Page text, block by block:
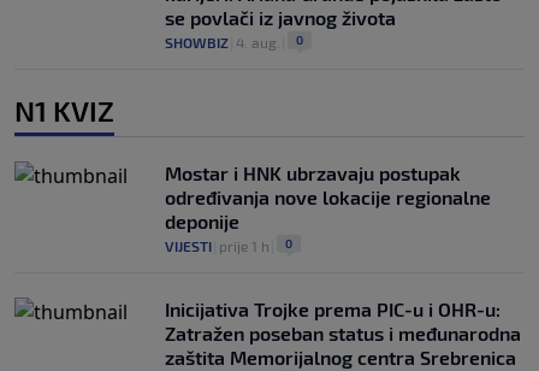
se povlači iz javnog života
SHOWBIZ 4. aug. 0
N1 KVIZ
Mostar i HNK ubrzavaju postupak
određivanja nove lokacije regionalne
deponije
VIJESTI prije 1 h 0
Inicijativa Trojke prema PIC-u i OHR-u:
Zatražen poseban status i međunarodna
zaštita Memorijalnog centra Srebrenica